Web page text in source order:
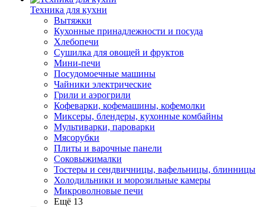
Техника для кухни
Вытяжки
Кухонные принадлежности и посуда
Хлебопечи
Сушилка для овощей и фруктов
Мини-печи
Посудомоечные машины
Чайники электрические
Грили и аэрогрили
Кофеварки, кофемашины, кофемолки
Миксеры, блендеры, кухонные комбайны
Мультиварки, пароварки
Мясорубки
Плиты и варочные панели
Соковыжималки
Тостеры и сендвичницы, вафельницы, блинницы
Холодильники и морозильные камеры
Микроволновые печи
Ещё 13